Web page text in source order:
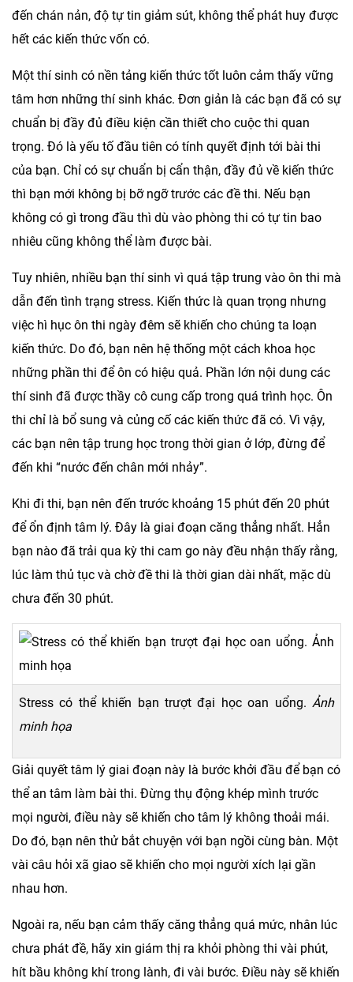
đến chán nản, độ tự tin giảm sút, không thể phát huy được
hết các kiến thức vốn có.
Một thí sinh có nền tảng kiến thức tốt luôn cảm thấy vững
tâm hơn những thí sinh khác. Đơn giản là các bạn đã có sự
chuẩn bị đầy đủ điều kiện cần thiết cho cuộc thi quan
trọng. Đó là yếu tố đầu tiên có tính quyết định tới bài thi
của bạn. Chỉ có sự chuẩn bị cẩn thận, đầy đủ về kiến thức
thì bạn mới không bị bỡ ngỡ trước các đề thi. Nếu bạn
không có gì trong đầu thì dù vào phòng thi có tự tin bao
nhiêu cũng không thể làm được bài.
Tuy nhiên, nhiều bạn thí sinh vì quá tập trung vào ôn thi mà
dẫn đến tình trạng stress. Kiến thức là quan trọng nhưng
việc hì hục ôn thi ngày đêm sẽ khiến cho chúng ta loạn
kiến thức. Do đó, bạn nên hệ thống một cách khoa học
những phần thi để ôn có hiệu quả. Phần lớn nội dung các
thí sinh đã được thầy cô cung cấp trong quá trình học. Ôn
thi chỉ là bổ sung và củng cố các kiến thức đã có. Vì vậy,
các bạn nên tập trung học trong thời gian ở lớp, đừng để
đến khi “nước đến chân mới nhảy”.
Khi đi thi, bạn nên đến trước khoảng 15 phút đến 20 phút
để ổn định tâm lý. Đây là giai đoạn căng thẳng nhất. Hẳn
bạn nào đã trải qua kỳ thi cam go này đều nhận thấy rằng,
lúc làm thủ tục và chờ đề thi là thời gian dài nhất, mặc dù
chưa đến 30 phút.
Stress có thể khiến bạn trượt đại học oan uổng. Ảnh
minh họa
Giải quyết tâm lý giai đoạn này là bước khởi đầu để bạn có
thể an tâm làm bài thi. Đừng thụ động khép mình trước
mọi người, điều này sẽ khiến cho tâm lý không thoải mái.
Do đó, bạn nên thử bắt chuyện với bạn ngồi cùng bàn. Một
vài câu hỏi xã giao sẽ khiến cho mọi người xích lại gần
nhau hơn.
Ngoài ra, nếu bạn cảm thấy căng thẳng quá mức, nhân lúc
chưa phát đề, hãy xin giám thị ra khỏi phòng thi vài phút,
hít bầu không khí trong lành, đi vài bước. Điều này sẽ khiến